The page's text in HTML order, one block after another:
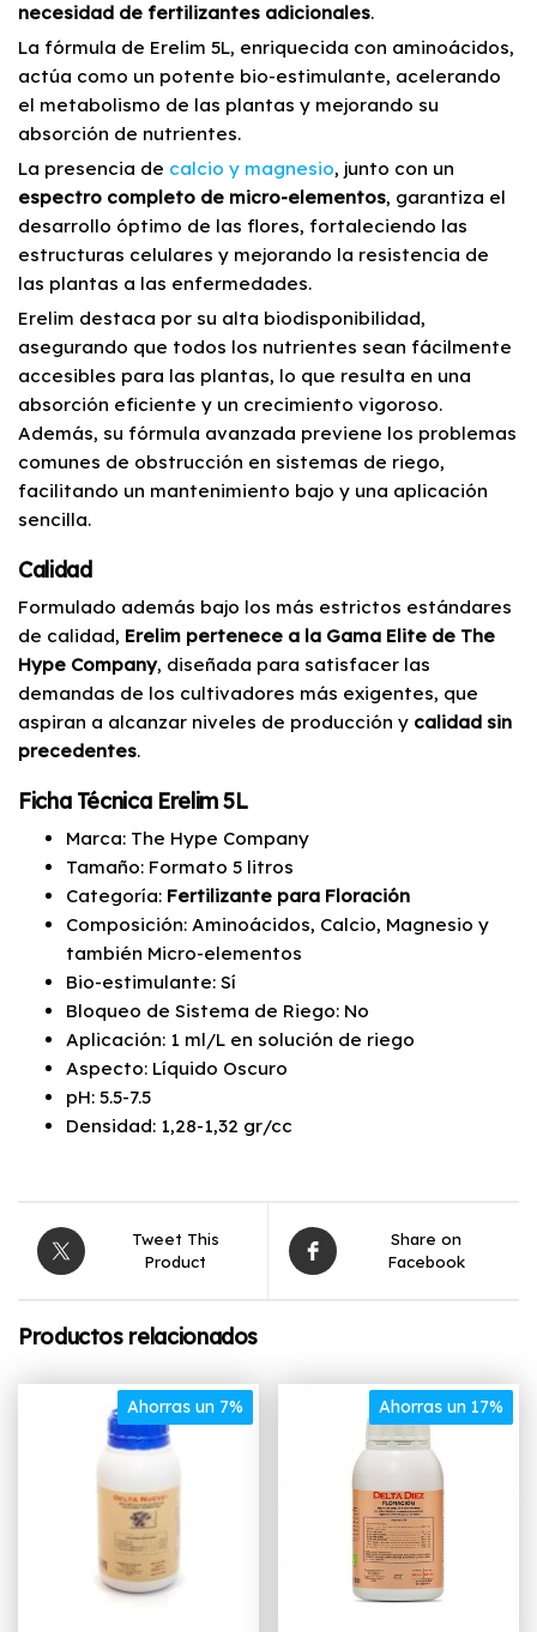
necesidad de fertilizantes adicionales.
La fórmula de Erelim 5L, enriquecida con aminoácidos,
actúa como un potente bio-estimulante, acelerando
el metabolismo de las plantas y mejorando su
absorción de nutrientes.
La presencia de calcio y magnesio, junto con un
espectro completo de micro-elementos, garantiza el
desarrollo óptimo de las flores, fortaleciendo las
estructuras celulares y mejorando la resistencia de
las plantas a las enfermedades.
Erelim destaca por su alta biodisponibilidad,
asegurando que todos los nutrientes sean fácilmente
accesibles para las plantas, lo que resulta en una
absorción eficiente y un crecimiento vigoroso.
Además, su fórmula avanzada previene los problemas
comunes de obstrucción en sistemas de riego,
facilitando un mantenimiento bajo y una aplicación
sencilla.
Calidad
Formulado además bajo los más estrictos estándares
de calidad, Erelim pertenece a la Gama Elite de The
Hype Company, diseñada para satisfacer las
demandas de los cultivadores más exigentes, que
aspiran a alcanzar niveles de producción y calidad sin
precedentes.
Ficha Técnica Erelim 5L
Marca: The Hype Company
Tamaño: Formato 5 litros
Categoría: Fertilizante para Floración
Composición: Aminoácidos, Calcio, Magnesio y
también Micro-elementos
Bio-estimulante: Sí
Bloqueo de Sistema de Riego: No
Aplicación: 1 ml/L en solución de riego
Aspecto: Líquido Oscuro
pH: 5.5-7.5
Densidad: 1,28-1,32 gr/cc
Tweet This
Product
Share on
Facebook
Productos relacionados
Ahorras un 7% Ahorras un 17%